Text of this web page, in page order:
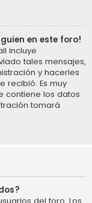
en este foro!
incluye
tales mensajes,
y hacerles
recibió. Es muy
contiene los datos
tomará